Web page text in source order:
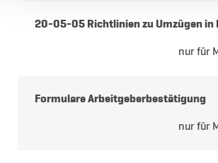
20-05-05 Richtlinien zu Umzügen in
nur für
Formulare Arbeitgeberbestätigung
nur für